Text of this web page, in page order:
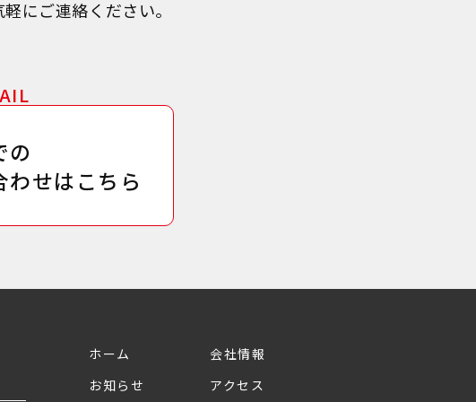
にご連絡ください。
の
わせはこちら
ホーム
お知らせ
会社情報
アクセス